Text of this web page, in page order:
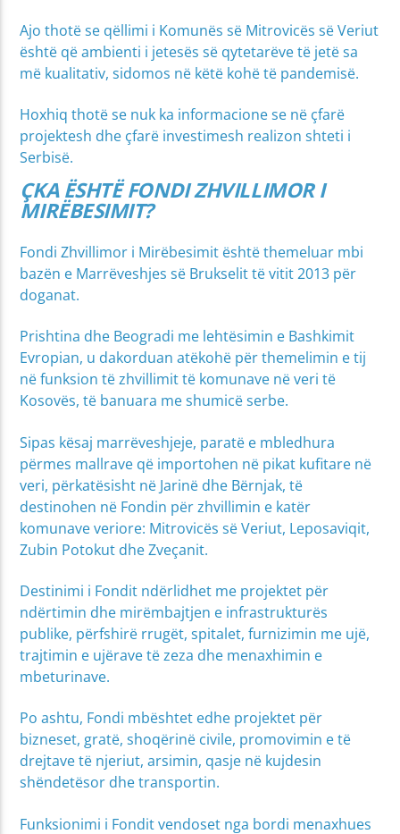
Ajo thotë se qëllimi i Komunës së Mitrovicës së Veriut
është që ambienti i jetesës së qytetarëve të jetë sa
më kualitativ, sidomos në këtë kohë të pandemisë.
Hoxhiq thotë se nuk ka informacione se në çfarë
projektesh dhe çfarë investimesh realizon shteti i
Serbisë.
ÇKA ËSHTË FONDI ZHVILLIMOR I
MIRËBESIMIT?
Fondi Zhvillimor i Mirëbesimit është themeluar mbi
bazën e Marrëveshjes së Brukselit të vitit 2013 për
doganat.
Prishtina dhe Beogradi me lehtësimin e Bashkimit
Evropian, u dakorduan atëkohë për themelimin e tij
në funksion të zhvillimit të komunave në veri të
Kosovës, të banuara me shumicë serbe.
Sipas kësaj marrëveshjeje, paratë e mbledhura
përmes mallrave që importohen në pikat kufitare në
veri, përkatësisht në Jarinë dhe Bërnjak, të
destinohen në Fondin për zhvillimin e katër
komunave veriore: Mitrovicës së Veriut, Leposaviqit,
Zubin Potokut dhe Zveçanit.
Destinimi i Fondit ndërlidhet me projektet për
ndërtimin dhe mirëmbajtjen e infrastrukturës
publike, përfshirë rrugët, spitalet, furnizimin me ujë,
trajtimin e ujërave të zeza dhe menaxhimin e
mbeturinave.
Po ashtu, Fondi mbështet edhe projektet për
bizneset, gratë, shoqërinë civile, promovimin e të
drejtave të njeriut, arsimin, qasje në kujdesin
shëndetësor dhe transportin.
Funksionimi i Fondit vendoset nga bordi menaxhues